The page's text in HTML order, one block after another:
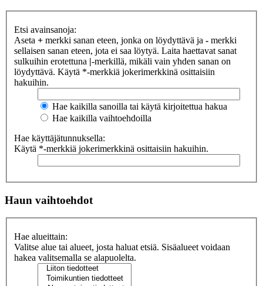
Etsi avainsanoja:
Aseta + merkki sanan eteen, jonka on löydyttävä ja - merkki
sellaisen sanan eteen, jota ei saa löytyä. Laita haettavat sanat
sulkuihin erotettuna |-merkillä, mikäli vain yhden sanan on
löydyttävä. Käytä *-merkkiä jokerimerkkinä osittaisiin
hakuihin.
Hae kaikilla sanoilla tai käytä kirjoitettua hakua
Hae kaikilla vaihtoehdoilla
Hae käyttäjätunnuksella:
Käytä *-merkkiä jokerimerkkinä osittaisiin hakuihin.
Haun vaihtoehdot
Hae alueittain:
Valitse alue tai alueet, josta haluat etsiä. Sisäalueet voidaan
hakea valitsemalla se alapuolelta.